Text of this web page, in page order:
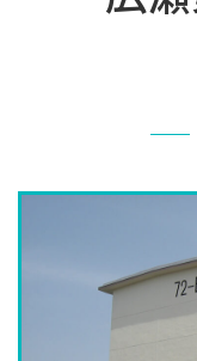
よくある質
ぐんま住まいの